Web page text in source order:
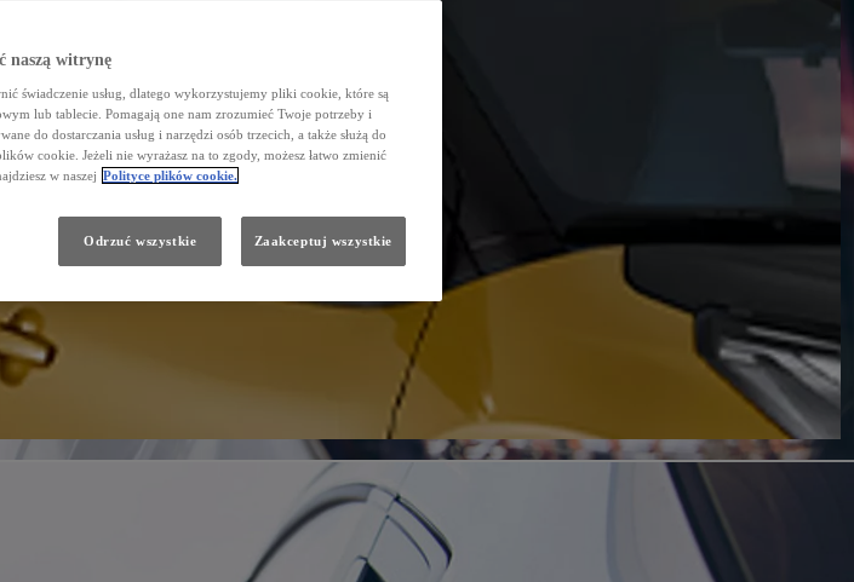
naszą witrynę
świadczenie usług, dlatego wykorzystujemy pliki cookie, które są
lub tablecie. Pomagają one nam zrozumieć Twoje potrzeby i
do dostarczania usług i narzędzi osób trzecich, a także służą do
cookie. Jeżeli nie wyrażasz na to zgody, możesz łatwo zmienić
w naszej Polityce plików cookie.
Odrzuć wszystkie Zaakceptuj wszystkie